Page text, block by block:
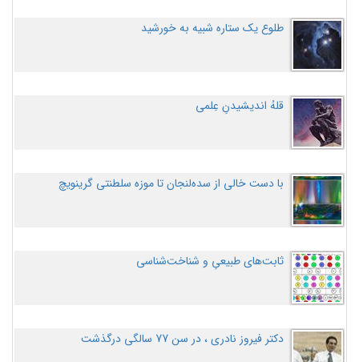
طلوع یک ستاره شبیه به خورشید
قلهُ اندیشیدنِ عِلمی
با دست خالی از سده‌لنجان تا موزه سلطنتی گرینویچ
ثابت‌های طبیعیِ و شناخت‌شناسی
دکتر فیروز نادری ، در سن 77 سالگی درگذشت